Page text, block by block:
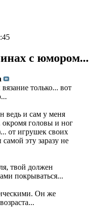
с юмором...
только... вот
ведь и сам у меня
головы и ног
от игрушек своих
эту заразу не
твой должен
покрываться...
Он же